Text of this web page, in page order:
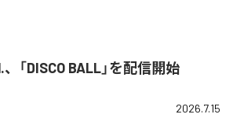
「DISCO BALL」を配信開始
2026.7.15